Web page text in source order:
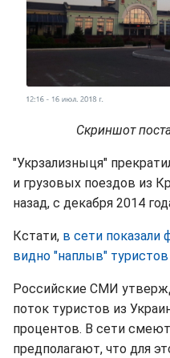
Скриншот
"Укрзализныця"
и грузовых поездов из
назад, с декабря 2014
Кстати, в сети показали
видно "наплыв"
Российские СМИ
поток туристов из
процентов. В сети
предполагают, что для